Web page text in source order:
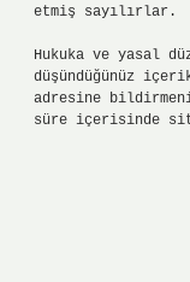
etmiş sayılırlar.
Hukuka ve yasal
düşündüğünüz
adresine
süre içerisinde